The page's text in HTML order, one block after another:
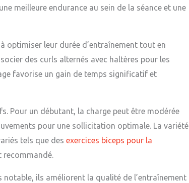
meilleure endurance au sein de la séance et une
optimiser leur durée d’entraînement tout en
des curls alternés avec haltères pour les
favorise un gain de temps significatif et
Pour un débutant, la charge peut être modérée
pour une sollicitation optimale. La variété
tels que des exercices biceps pour la
notable, ils améliorent la qualité de l’entraînement